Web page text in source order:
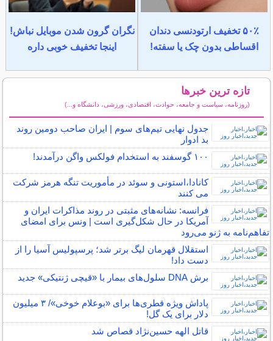
۵۰٪ تخفیف ارتودنسی دندان
اقساطی بدون چک یا سفته!
نگران گرون شدن موبایل نباش!
اینجا تخفیف خوبی داره
تازه ترین خبرها
(روزنامه، سیاست و جامعه، حوادث، اقتصادی، ورزشی، دانشگاه و...)
جدول نهایی تیم‌های سوم | ایران صاحب دومین روند
بد ادوار
۱۰۰ گوسفند به استخدام فولکس واگن درآمدند!
کانادا،استونی و سوئد در مأموریت تنگه هرمز شرکت
می کنند
فرانسه: نشانه‌های مثبتی در روند مذاکرات ایران و
آمریکا در حال شکل‌گیری است | ونس برای امضای
تفاهم‌نامه به ژنو می‌رود
استقلال قهرمان لیگ برتر شد؛ پرسپولیس آسیا را از
دست داد!
برش DNA سلول‌های بیمار با «قیچی ژنتیکی» جدید
پاداش ویژه قطری‌ها برای «بوعلام خوخی»/ ۳ میلیون
دلار برای یک گل!
قاتل الهه حسین‌نژاد قصاص شد